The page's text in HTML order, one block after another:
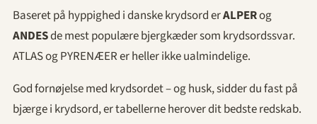
Baseret på hyppighed i danske krydsord erALPERog
ANDESde mest populære bjergkæder som krydsordssvar.
ATLAS og PYRENÆER er heller ikke ualmindelige.
God fornøjelse med krydsordet – og husk, sidder du fast på
bjærge i krydsord, er tabellerne herover dit bedste redskab.